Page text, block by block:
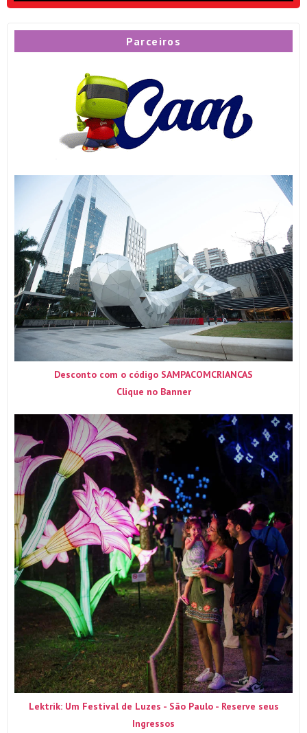
Parceiros
Desconto com o código SAMPACOMCRIANCAS
Clique no Banner
Lektrik: Um Festival de Luzes - São Paulo - Reserve seus
Ingressos